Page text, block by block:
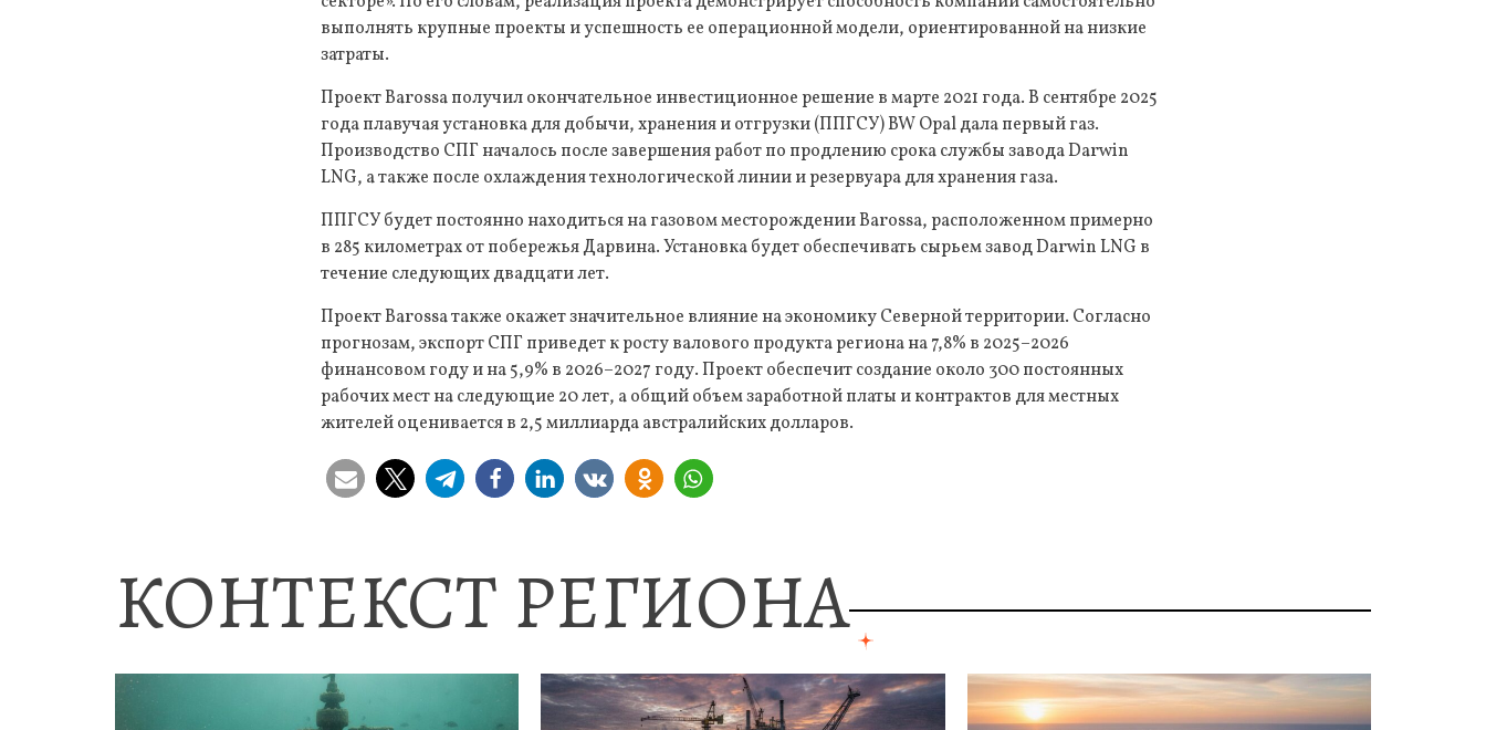
выполнять крупные проекты и успешность ее операционной модели, ориентированной на низкие
затраты.
Проект Barossa получил окончательное инвестиционное решение в марте 2021 года. В сентябре 2025
года плавучая установка для добычи, хранения и отгрузки (ППГСУ) BW Opal дала первый газ.
Производство СПГ началось после завершения работ по продлению срока службы завода Darwin
LNG, а также после охлаждения технологической линии и резервуара для хранения газа.
ППГСУ будет постоянно находиться на газовом месторождении Barossa, расположенном примерно
в 285 километрах от побережья Дарвина. Установка будет обеспечивать сырьем завод Darwin LNG в
течение следующих двадцати лет.
Проект Barossa также окажет значительное влияние на экономику Северной территории. Согласно
прогнозам, экспорт СПГ приведет к росту валового продукта региона на 7,8% в 2025–2026
финансовом году и на 5,9% в 2026–2027 году. Проект обеспечит создание около 300 постоянных
рабочих мест на следующие 20 лет, а общий объем заработной платы и контрактов для местных
жителей оценивается в 2,5 миллиарда австралийских долларов.
КОНТЕКСТ РЕГИОНА